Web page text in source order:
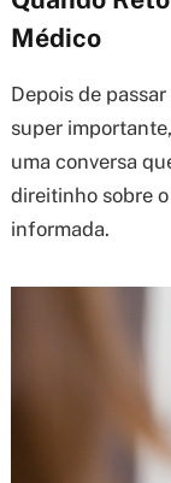
Médico
Depois de
super
uma conversa
direitinho sobre
informada.